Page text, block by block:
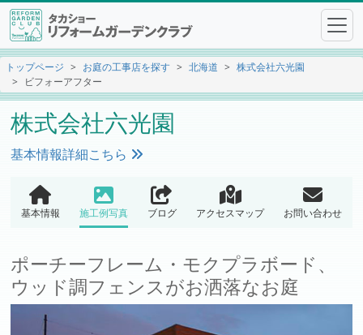
トップページ お庭の工事店を探す 北海道
株式会社六光園
ビフォーアフター
株式会社六光園
基本情報詳細こちら
基本情報 施工例写真 ブログ アクセスマップ お問い合わせ
ポーチーフレーム・モクプラボード、
ウッド調フェンスがお洒落なお庭